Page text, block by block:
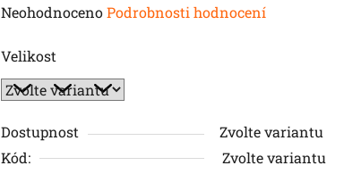
Průměrné
produktu
je
0,0
z
5
NeohodnocenoPodrobnosti hodnocení
Velikost
Dostupnost
Zvolte variantu
Kód:
Zvolte variantu